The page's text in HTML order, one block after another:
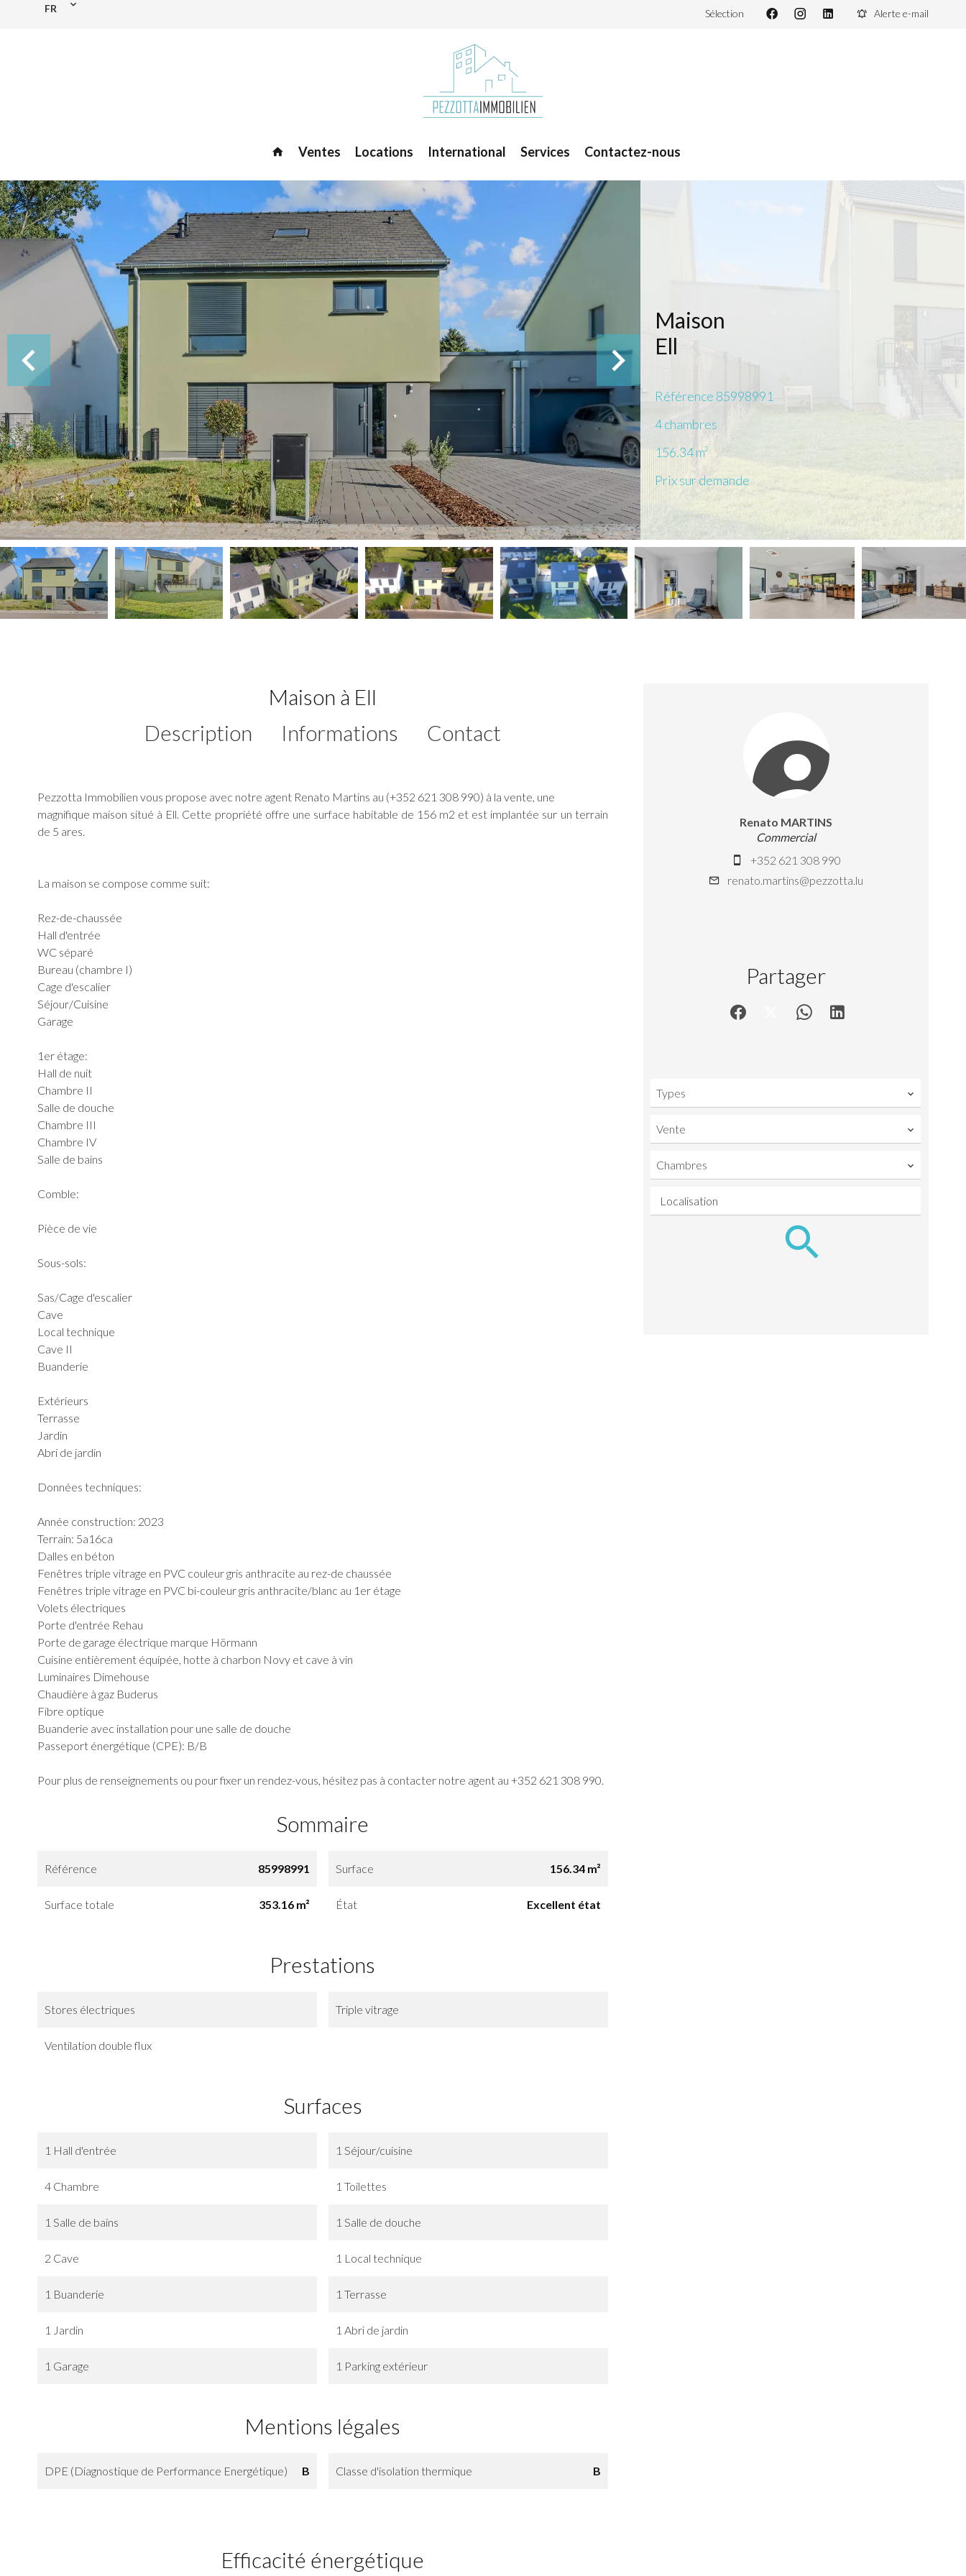
FR Sélection Alerte e-mail
Ventes Locations International Services Contactez-nous
Maison
Ell
Référence 85998991
4 chambres
156.34m²
Prix sur demande
Maison à Ell
Description
Informations Contact
Pezzotta Immobilien vous propose avec notre agent Renato Martins au (+352 621 308 990) à la vente, une
magnifique maison situé à Ell. Cette propriété offre une surface habitable de 156 m2 et est implantée sur un terrain
de 5 ares.
La maison se compose comme suit:
Rez-de-chaussée
Hall d'entrée
WC séparé
Bureau (chambre I)
Cage d'escalier
Séjour/Cuisine
Garage
1er étage:
Hall de nuit
Chambre II
Salle de douche
Chambre III
Chambre IV
Salle de bains
Comble:
Pièce de vie
Sous-sols:
Sas/Cage d'escalier
Cave
Local technique
Cave II
Buanderie
Extérieurs
Terrasse
Jardin
Abri de jardin
Données techniques:
Année construction: 2023
Terrain: 5a16ca
Dalles en béton
Fenêtres triple vitrage en PVC couleur gris anthracite au rez-de chaussée
Fenêtres triple vitrage en PVC bi-couleur gris anthracite/blanc au 1er étage
Volets électriques
Porte d'entrée Rehau
Porte de garage électrique marque Hörmann
Cuisine entièrement équipée, hotte à charbon Novy et cave à vin
Luminaires Dimehouse
Chaudière à gaz Buderus
Fibre optique
Buanderie avec installation pour une salle de douche
Passeport énergétique (CPE): B/B
Pour plus de renseignements ou pour fixer un rendez-vous, hésitez pas à contacter notre agent au +352 621 308 990.
Sommaire
Référence 85998991 Surface 156.34 m²
Surface totale 353.16 m² État Excellent état
Prestations
Stores électriques Triple vitrage
Ventilation double flux
Surfaces
1 Hall d'entrée 1 Séjour/cuisine
4 Chambre 1 Toilettes
1 Salle de bains 1 Salle de douche
2 Cave 1 Local technique
1 Buanderie 1 Terrasse
1 Jardin 1 Abri de jardin
1 Garage 1 Parking extérieur
Mentions légales
DPE (Diagnostique de Performance Energétique) B Classe d'isolation thermique B
Efficacité énergétique
Renato MARTINS
Commercial
+352 621 308 990
renato.martins@pezzotta.lu
Partager
Types
Vente
Chambres
Localisation